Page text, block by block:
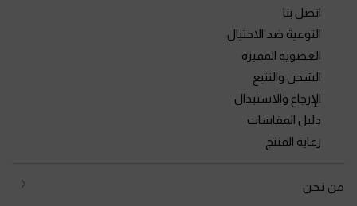
اتصل بنا
التوعية ضد الاحتيال
العضوية المميزة
الشحن والتتبع
الإرجاع والاستبدال
دليل المقاسات
رعاية المنتج
من نحن